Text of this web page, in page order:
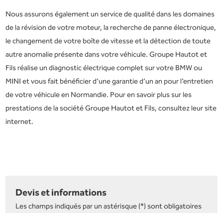
Nous assurons également un service de qualité dans les domaines
de la révision de votre moteur, la recherche de panne électronique,
le changement de votre boîte de vitesse et la détection de toute
autre anomalie présente dans votre véhicule. Groupe Hautot et
Fils réalise un diagnostic électrique complet sur votre BMW ou
MINI et vous fait bénéficier d’une garantie d’un an pour l’entretien
de votre véhicule en Normandie. Pour en savoir plus sur les
prestations de la société Groupe Hautot et Fils, consultez leur site
internet.
Devis et informations
Les champs indiqués par un astérisque (*) sont obligatoires